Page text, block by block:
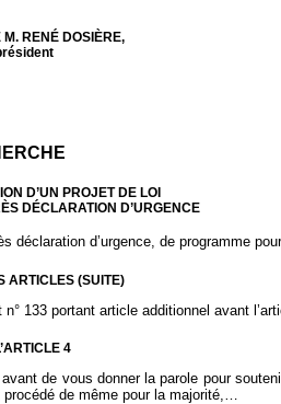
M. RENÉ DOSIÈRE,
D’UN PROJET DE LOI
DÉCLARATION D’URGENCE
déclaration d’urgence, de programme
ARTICLES (SUITE)
133 portant article additionnel avant
4
de vous donner la parole pour
de même pour la majorité,…